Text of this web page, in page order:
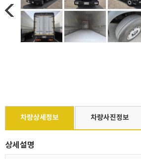
차량상세정보 차량사진정보
상세설명